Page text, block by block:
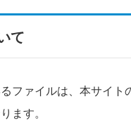
て
ファイルは、本サイト
ます。